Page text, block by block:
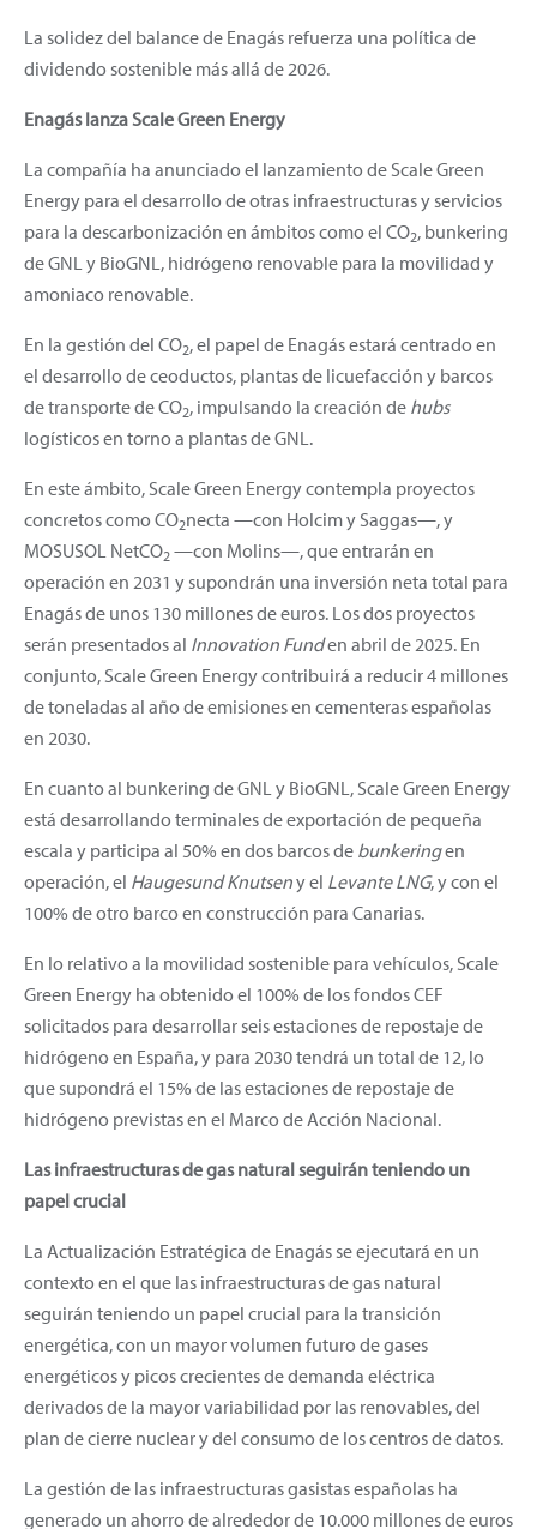
La solidez del balance de Enagás refuerza una política de
dividendo sostenible más allá de 2026.
Enagás lanza Scale Green Energy
La compañía ha anunciado el lanzamiento de Scale Green
Energy para el desarrollo de otras infraestructuras y servicios
para la descarbonización en ámbitos como el CO2, bunkering
de GNL y BioGNL, hidrógeno renovable para la movilidad y
amoniaco renovable.
En la gestión del CO2,el papel de Enagás estará centrado en
el desarrollo de ceoductos, plantas de licuefacción y barcos
de transporte de CO2, impulsando la creación de hubs
logísticos en torno a plantas de GNL.
En este ámbito, Scale Green Energy contempla proyectos
concretos como CO2necta —con Holcim y Saggas—, y
MOSUSOL NetCO2 —con Molins—, que entrarán en
operación en 2031 y supondrán una inversión neta total para
Enagás de unos 130 millones de euros. Los dos proyectos
serán presentados al Innovation Funden abril de 2025. En
conjunto, Scale Green Energy contribuirá a reducir 4 millones
de toneladas al año de emisiones en cementeras españolas
en 2030.
En cuanto al bunkering de GNL y BioGNL, Scale Green Energy
está desarrollando terminales de exportación de pequeña
escala y participa al 50% en dos barcos de bunkeringen
operación, el Haugesund Knutseny el Levante LNG, y con el
100% de otro barco en construcción para Canarias.
En lo relativo a la movilidad sostenible para vehículos, Scale
Green Energy ha obtenido el 100% de los fondos CEF
solicitados para desarrollar seis estaciones de repostaje de
hidrógeno en España, y para 2030 tendrá un total de 12, lo
que supondrá el 15% de las estaciones de repostaje de
hidrógeno previstas en el Marco de Acción Nacional.
Las infraestructuras de gas natural seguirán teniendo un
papel crucial
La Actualización Estratégica de Enagás se ejecutará en un
contexto en el que las infraestructuras de gas natural
seguirán teniendo un papel crucial para la transición
energética, con un mayor volumen futuro de gases
energéticos y picos crecientes de demanda eléctrica
derivados de la mayor variabilidad por las renovables, del
plan de cierre nuclear y del consumo de los centros de datos.
La gestión de las infraestructuras gasistas españolas ha
generado un ahorro de alrededor de 10.000 millones de euros